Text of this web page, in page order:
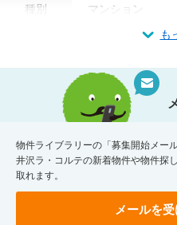
種別
マンション
も
物件ライブラリーの「募集開始メー
井沢ラ・コルテの新着物件や物件探
取れます。
メールを